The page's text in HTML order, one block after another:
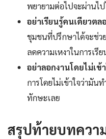
พยายามต่อไปจะผ่านไ
อย่าเรียนรู้คนเดียวตล
ชุมชนที่ปรึกษาได้จะช่วย
ลดความเหงาในการเรีย
อย่าลอกงานโดยไม่เข้
การโดยไม่เข้าใจว่ามัน
ทักษะเลย
สรุปท้ายบทควา